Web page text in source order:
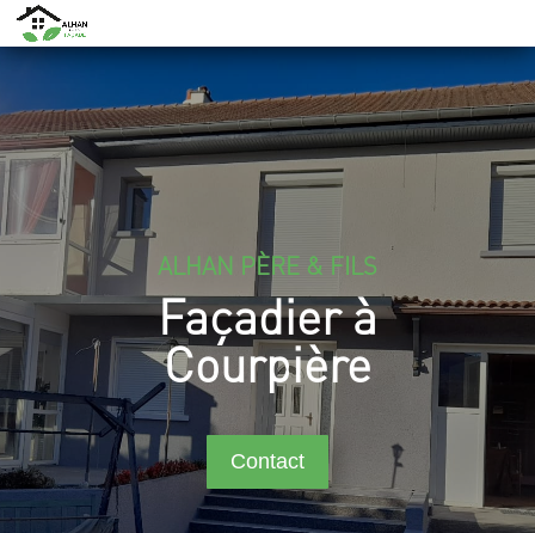
ALHAN PÈRE & FILS
Façadier à
Courpière
Contact